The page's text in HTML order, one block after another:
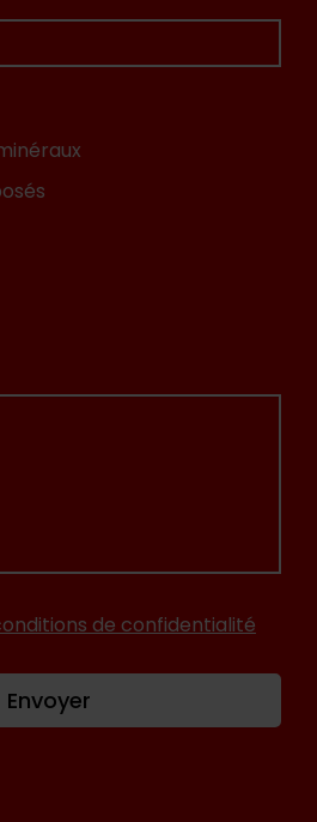
de confidentialité
Envoyer